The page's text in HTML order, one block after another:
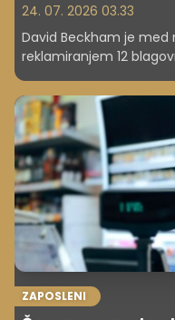
24. 07. 2026 03.33
David Beckham je
reklamiranjem 12
športnem marketingu.
ZAPOSLENI